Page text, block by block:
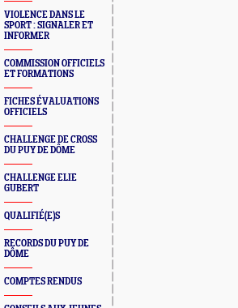
VIOLENCE DANS LE
SPORT : SIGNALER ET
INFORMER
COMMISSION OFFICIELS
ET FORMATIONS
FICHES ÉVALUATIONS
OFFICIELS
CHALLENGE DE CROSS
DU PUY DE DÔME
CHALLENGE ELIE
GUBERT
QUALIFIÉ(E)S
RECORDS DU PUY DE
DÔME
COMPTES RENDUS